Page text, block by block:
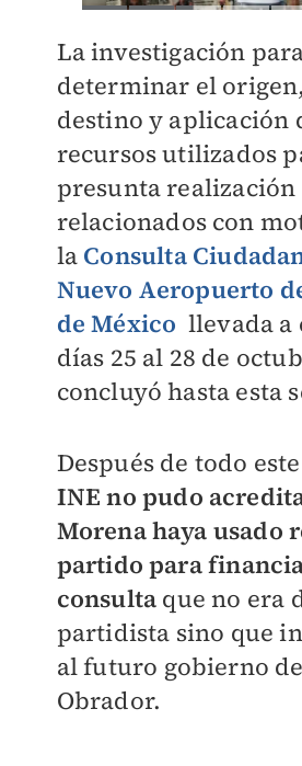
La investigación
determinar el
destino y aplicación
recursos utilizados
presunta realización
relacionados con
la Consulta
Nuevo Aeropuerto
de México llevada a
días 25 al 28 de
concluyó hasta esta
Después de todo
INE no pudo
Morena haya usado
partido para
consulta que no era
partidista sino que
al futuro gobierno
Obrador.